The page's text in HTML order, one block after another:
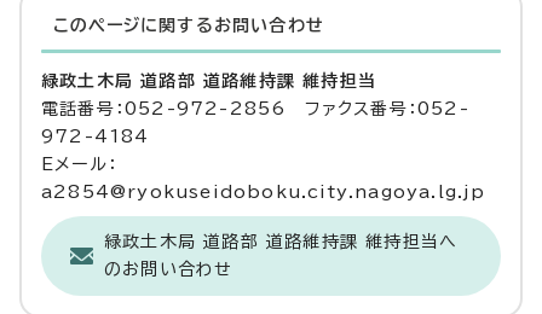
このページに関する お問い合わせ
緑政土木局 道路部 道路維持課 維持担当
電話番号：052-972-2856 ファクス番号：052-
972-4184
Eメール：
a2854@ryokuseidoboku.city.nagoya.lg.jp
緑政土木局 道路部 道路維持課 維持担当へ
のお問い合わせ